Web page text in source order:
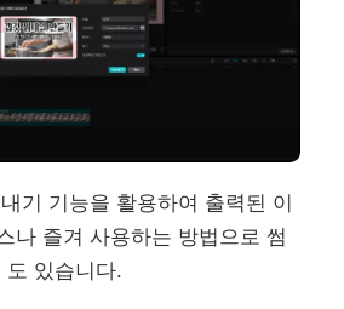
기 기능을 활용하여 출력된 이
나 즐겨 사용하는 방법으로 썸
도 있습니다.